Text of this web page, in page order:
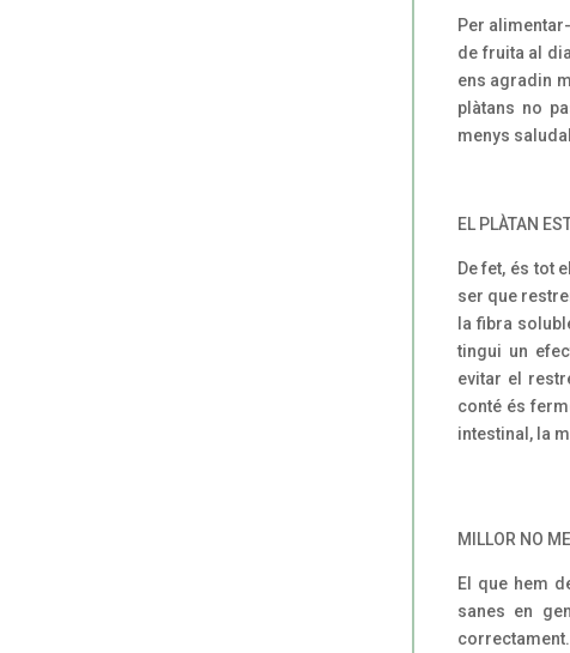
Per
de fruita al
ens agradin
plàtans no
menys
EL PLÀTAN
De fet, és tot
ser que
la fibra
tingui un
evitar el
conté és
intestinal, la
MILLOR NO
El que hem
sanes en